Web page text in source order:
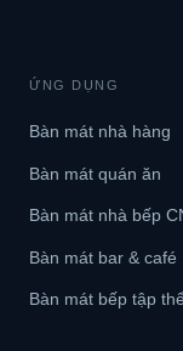
ỨNG DỤNG
Bàn mát nhà hàng
Bàn mát quán ăn
Bàn mát nhà bếp
Bàn mát bar & café
Bàn mát bếp tập thể